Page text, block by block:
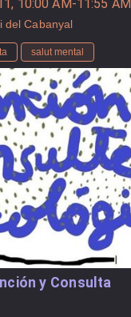
10:00 AM-11:55 AM
del Cabanyal
salut mental
y Consulta